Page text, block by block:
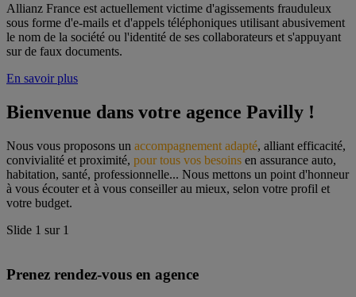
Allianz France est actuellement victime d'agissements frauduleux
sous forme d'e-mails et d'appels téléphoniques utilisant abusivement
le nom de la société ou l'identité de ses collaborateurs et s'appuyant
sur de faux documents.
En savoir plus
Bienvenue dans votre agence Pavilly !
Nous vous proposons un accompagnement adapté, alliant efficacité,
convivialité et proximité, pour tous vos besoins en assurance auto,
habitation, santé, professionnelle... Nous mettons un point d'honneur
à vous écouter et à vous conseiller au mieux, selon votre profil et
votre budget.
Slide 1 sur 1
Prenez rendez-vous en agence